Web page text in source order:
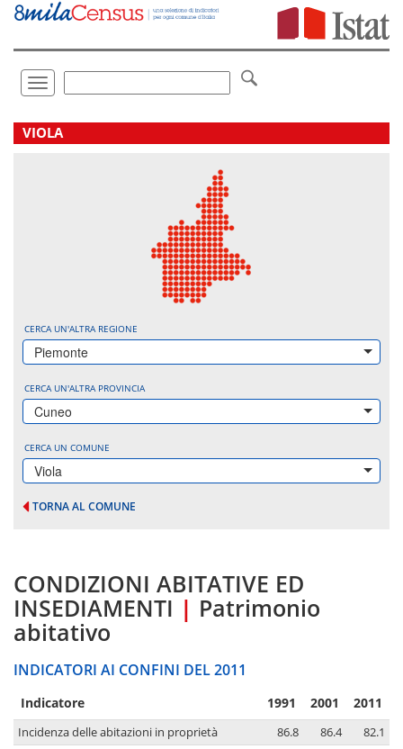
Vai
direttamente
Toggle
navigation
.
VIOLA
CERCA UN'ALTRA REGIONE
Piemonte
CERCA UN'ALTRA PROVINCIA
Cuneo
CERCA UN COMUNE
Viola
TORNA AL COMUNE
CONDIZIONI ABITATIVE ED
INSEDIAMENTI | Patrimonio
abitativo
INDICATORI AI CONFINI DEL 2011
Indicatore 1991 2001 2011
Incidenza delle abitazioni in proprietà 86.8 86.4
82.1